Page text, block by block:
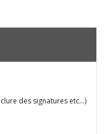
des signatures etc…)